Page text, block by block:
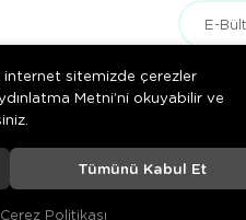
sitemizde çerezler
Metni’ni okuyabilir ve
Tümünü Kabul Et
Politikası